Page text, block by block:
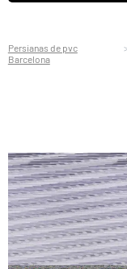
Persianas de pvc
Barcelona